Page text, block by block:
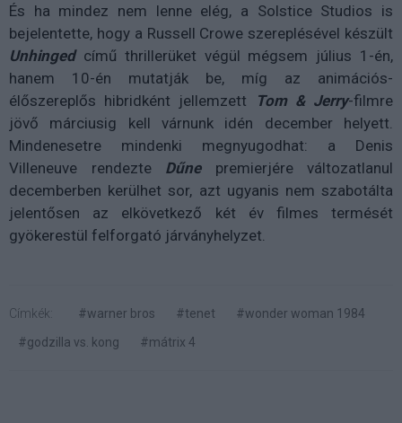
És ha mindez nem lenne elég, a Solstice Studios is
bejelentette, hogy a Russell Crowe szereplésével készült
Unhinged című thrillerüket végül mégsem július 1-én,
hanem 10-én mutatják be, míg az animációs-
élőszereplős hibridként jellemzett
Tom & Jerry-filmre
jövő márciusig kell várnunk idén december helyett.
Mindenesetre mindenki megnyugodhat: a Denis
Villeneuve rendezte Dűne
premierjére változatlanul
decemberben kerülhet sor, azt ugyanis nem szabotálta
jelentősen az elkövetkező két év filmes termését
gyökerestül felforgató járványhelyzet.
Címkék: #warner bros #tenet
#wonder woman 1984
#godzilla vs. kong
#mátrix 4